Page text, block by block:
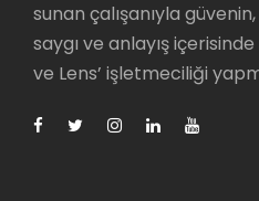
sunan çalışanıyla
saygı ve anlayış
ve Lens’ işletmeciliği